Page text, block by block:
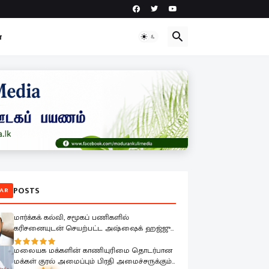
POSTS
மார்க்கக் கல்வி, சமூகப் பணிகளில்
கரிசனையுடன் செயற்பட்ட அஷ்ஷைக் ஹஜ்ஜு
முஹம்மதின் மறைவு பேரிழப்பாகும்; அம்பாறை
மாவட்ட ஜம்இய்யத்துல் உலமா ஆழ்ந்த
கவலை.!
மலையக மக்களின் காணியுரிமை தொடர்பான
மக்கள் குரல் அமைப்பும் பிரதி அமைச்சருக்கும்